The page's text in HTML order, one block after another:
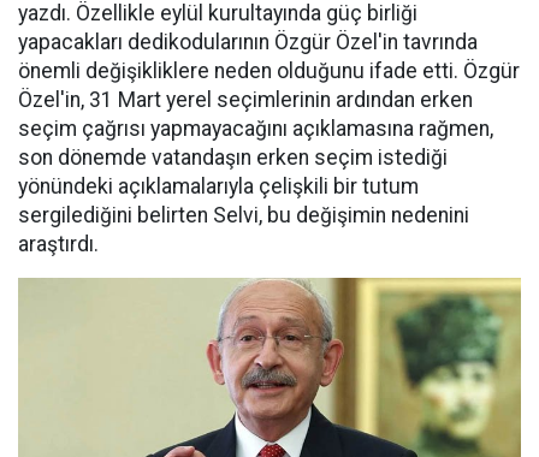
yazdı. Özellikle eylül kurultayında güç birliği
yapacakları dedikodularının Özgür Özel'in tavrında
önemli değişikliklere neden olduğunu ifade etti. Özgür
Özel'in, 31 Mart yerel seçimlerinin ardından erken
seçim çağrısı yapmayacağını açıklamasına rağmen,
son dönemde vatandaşın erken seçim istediği
yönündeki açıklamalarıyla çelişkili bir tutum
sergilediğini belirten Selvi, bu değişimin nedenini
araştırdı.